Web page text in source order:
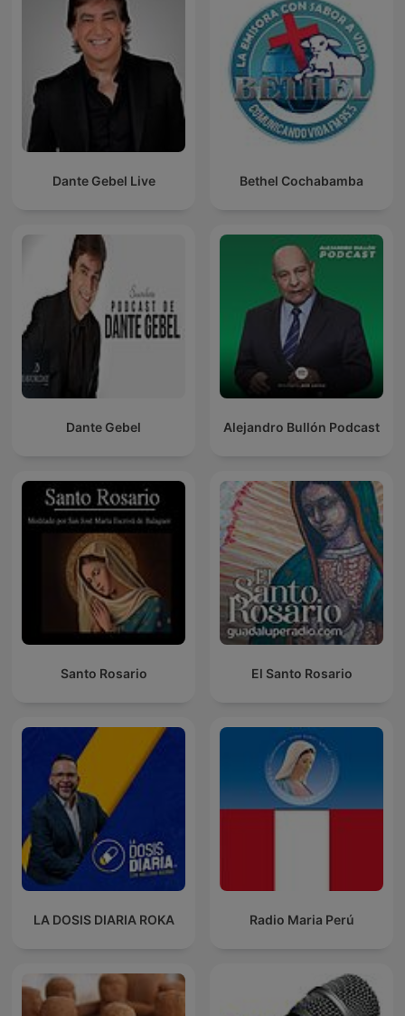
Dante Gebel Live Bethel Cochabamba
Dante Gebel Alejandro Bullón Podcast
Santo Rosario El Santo Rosario
LA DOSIS DIARIA ROKA Radio Maria Perú